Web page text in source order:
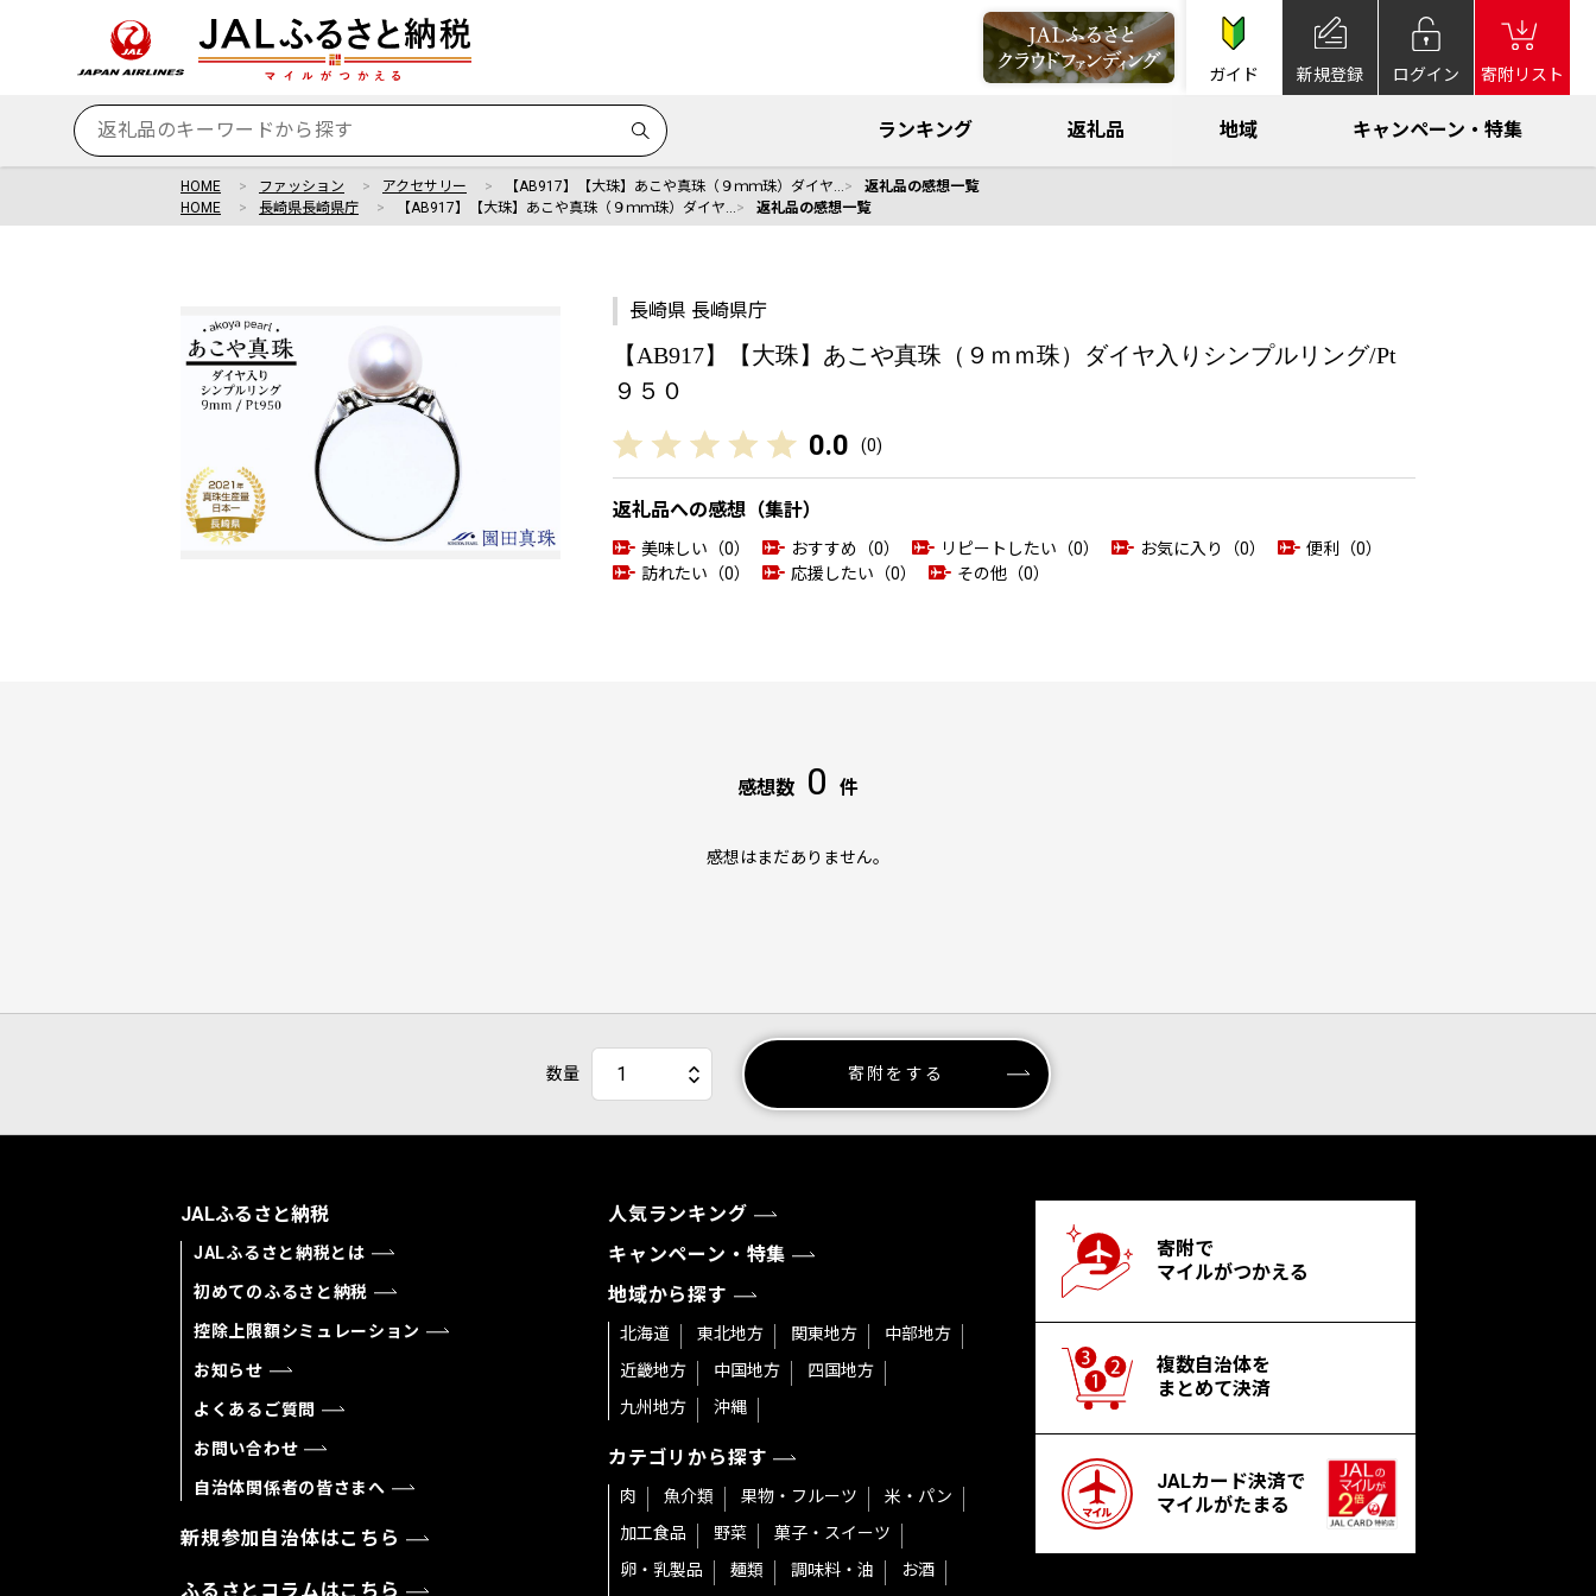
ガイド 新規登録 ログイン 寄附リスト
ランキング 返礼品 地域 キャンペーン・特集
HOME ファッション アクセサリー 【AB917】【大珠】あこや真珠（９ｍｍ珠）ダイヤ…
返礼品の感想一覧
HOME
長崎県長崎県庁 【AB917】【大珠】あこや真珠（９ｍｍ珠）ダイヤ… 返礼品の感想一覧
長崎県 長崎県庁
【AB917】【大珠】あこや真珠（９ｍｍ珠）ダイヤ入りシンプルリング/Pt
９５０
0.0 (0)
返礼品への感想（集計）
美味しい（0） おすすめ（0） リピートしたい（0） お気に入り（0）
便利（0）
訪れたい（0）
応援したい（0） その他（0）
感想数 0 件
感想はまだありません。
数量 寄附をする
JALふるさと納税
JALふるさと納税とは
初めてのふるさと納税
控除上限額シミュレーション
お知らせ
よくあるご質問
お問い合わせ
自治体関係者の皆さまへ
新規参加自治体はこちら
ふるさとコラムはこちら
人気ランキング
キャンペーン・特集
地域から探す
北海道 東北地方 関東地方
中部地方
近畿地方
中国地方
四国地方
九州地方
沖縄
カテゴリから探す
肉 魚介類 果物・フルーツ
米・パン
加工食品
野菜
菓子・スイーツ
卵・乳製品
麺類 調味料・油 お酒
寄附で
マイルがつかえる
複数自治体を
まとめて決済
JALカード決済で
マイルがたまる